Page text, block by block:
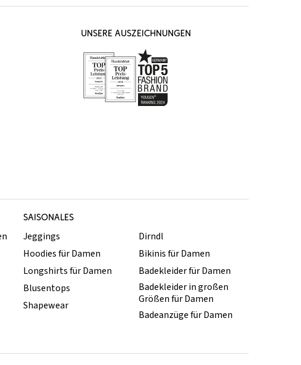
UNSERE AUSZEICHNUNGEN
SAISONALES
Jeggings
Hoodies für Damen
Longshirts für Damen
Blusentops
Shapewear
Dirndl
Bikinis für Damen
Badekleider für Damen
Badekleider in großen
Größen für Damen
Badeanzüge für Damen